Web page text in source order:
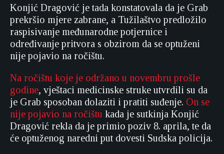
Konjić Dragović je tada konstatovala da je Grab
prekršio mjere zabrane, a Tužilaštvo predložilo
raspisivanje međunarodne potjernice i
određivanje pritvora s obzirom da se optuženi
nije pojavio na ročištu.
Na ročištu koje je održano u novembru prošle
godine, vještaci medicinske struke utvrdili su da
je Grab sposoban dolaziti i pratiti suđenje. On se
nije pojavio na ročištu kada je sutkinja Konjić
Dragović rekla da je primio poziv 8. aprila, te da
će optuženog naredni put dovesti Sudska policija.